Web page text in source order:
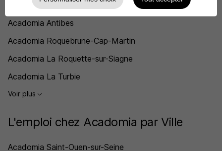
Acadomia Pégomas
Acadomia Antibes
Acadomia Roquebrune-Cap-Martin
Acadomia La Roquette-sur-Siagne
Acadomia La Turbie
Voir plus
L'emploi chez Acadomia par Ville
Acadomia Saint-Ouen-sur-Seine